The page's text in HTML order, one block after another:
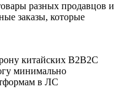
разных продавцов и
заказы, которые
китайских B2B2C
минимально
в ЛС